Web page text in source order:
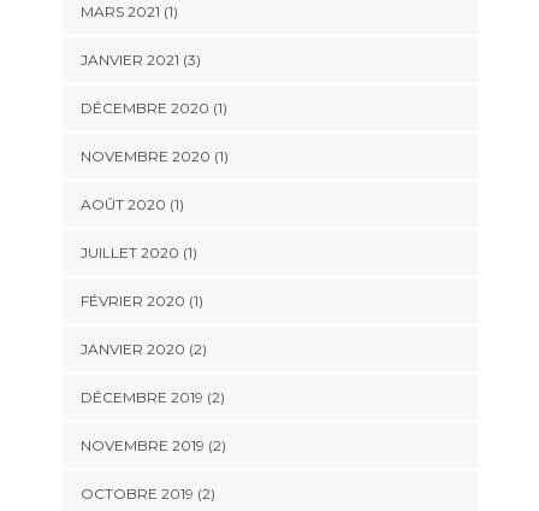
MARS 2021 (1)
JANVIER 2021 (3)
DÉCEMBRE 2020 (1)
NOVEMBRE 2020 (1)
AOÛT 2020 (1)
JUILLET 2020 (1)
FÉVRIER 2020 (1)
JANVIER 2020 (2)
DÉCEMBRE 2019 (2)
NOVEMBRE 2019 (2)
OCTOBRE 2019 (2)